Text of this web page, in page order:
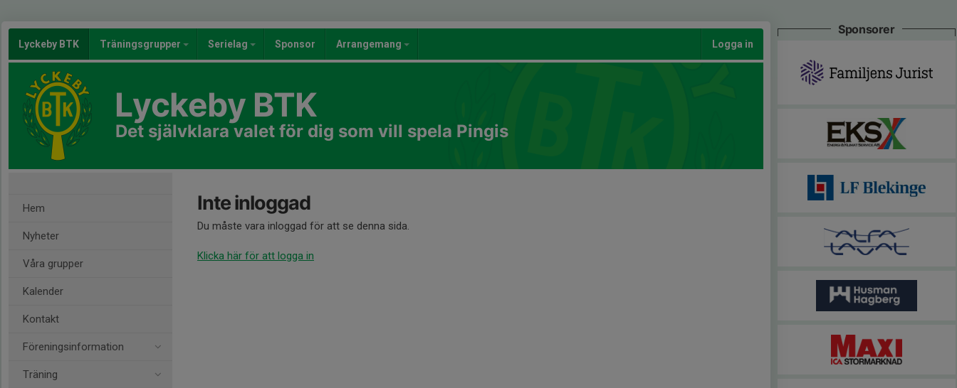
Lyckeby BTK Träningsgrupper Serielag Sponsor Arrangemang Logga in
Lyckeby BTK
Det självklara valet för dig som vill spela Pingis
Hem
Nyheter
Våra grupper
Kalender
Kontakt
Föreningsinformation
Träning
Inte inloggad
Du måste vara inloggad för att se denna sida.
Klicka här för att logga in
Sponsorer